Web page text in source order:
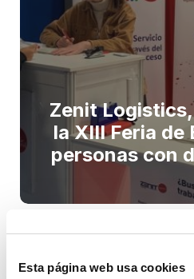
Esta página web usa cookies
Zenit
la XIII Feria de
personas con